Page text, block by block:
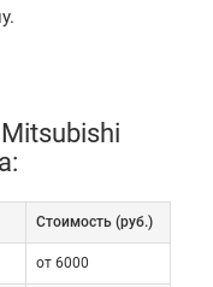
Cтоимость (руб.)
от 6000